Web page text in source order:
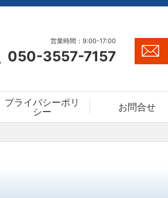
営業時間：9:00-17:00
050-3557-7157
プライバシーポリ
シー
お問合せ